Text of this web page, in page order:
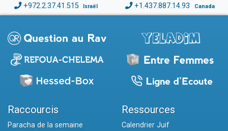
+972.2.37.41.515 Israël +1.437.887.14.93 Canada
Raccourcis
Paracha de la semaine
Ressources
Calendrier Juif